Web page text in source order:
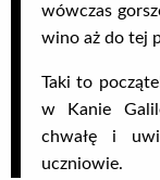
wówczas
wino aż do tej
Taki to
w Kanie
chwałę i
uczniowie.